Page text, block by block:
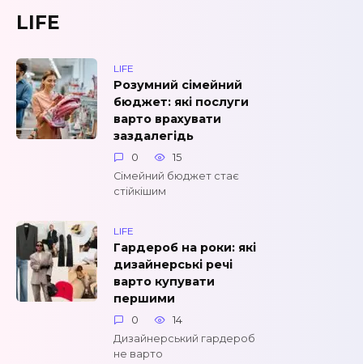
LIFE
LIFE
Розумний сімейний
бюджет: які послуги
варто врахувати
заздалегідь
0
15
Сімейний бюджет стає
стійкішим
LIFE
Гардероб на роки: які
дизайнерські речі
варто купувати
першими
0
14
Дизайнерський гардероб
не варто